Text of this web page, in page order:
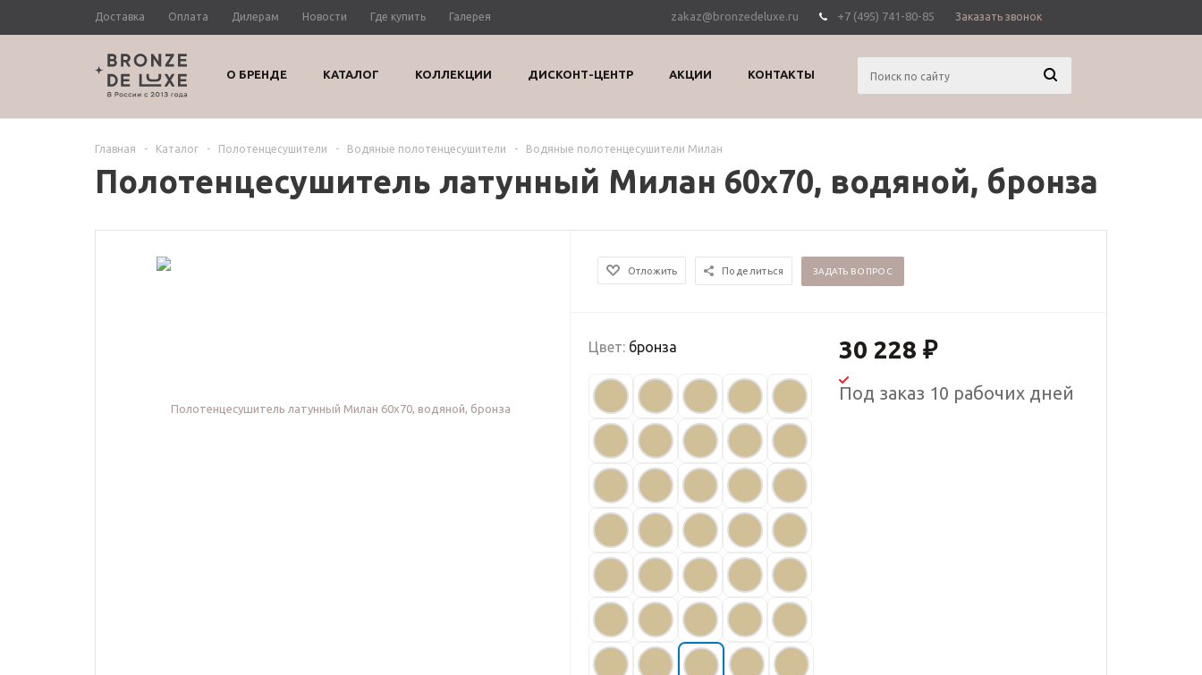
Доставка Оплата Дилерам Новости Где купить Галерея zakaz@bronzedeluxe.ru +7 (495) 741-80-85 Заказать звонок
О БРЕНДЕ КАТАЛОГ КОЛЛЕКЦИИ ДИСКОНТ-ЦЕНТР АКЦИИ КОНТАКТЫ
Главная - Каталог - Полотенцесушители - Водяные полотенцесушители - Водяные полотенцесушители Милан
Полотенцесушитель латунный Милан 60х70, водяной, бронза
Отложить Поделиться ЗАДАТЬ ВОПРОС
Цвет: бронза 30 228 ₽
Под заказ 10 рабочих дней